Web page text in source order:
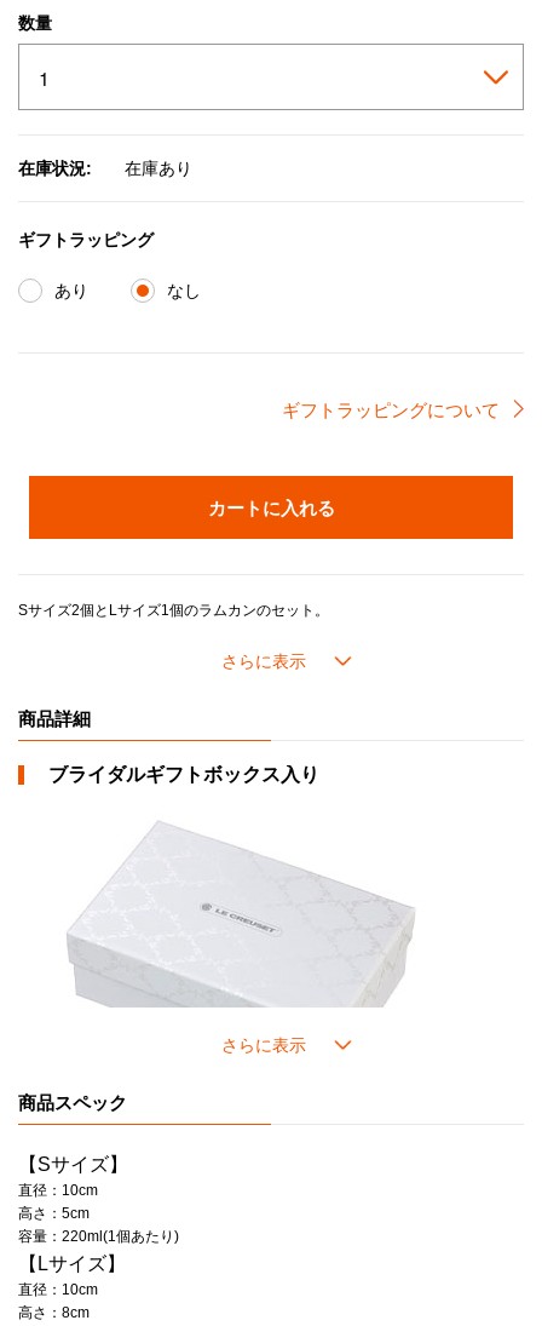
数量
在庫状況: 在庫あり
ギフトラッピング
あり なし
ギフトラッピングについて
カートに入れる
Sサイズ2個とLサイズ1個のラムカンのセット。
スタッキングが出来るので、収納時も便利です。
商品詳細
ブライダルギフトボックス入り
高級感漂う光沢のある白いボックスは、ご結婚のお祝いや感謝の気持ちを伝
えるギフトにぴったりです。
※製品により、箱の形状・サイズが異なります。
商品スペック
【Sサイズ】
直径：10cm
高さ：5cm
容量：220ml(1個あたり)
【Lサイズ】
直径：10cm
高さ：8cm